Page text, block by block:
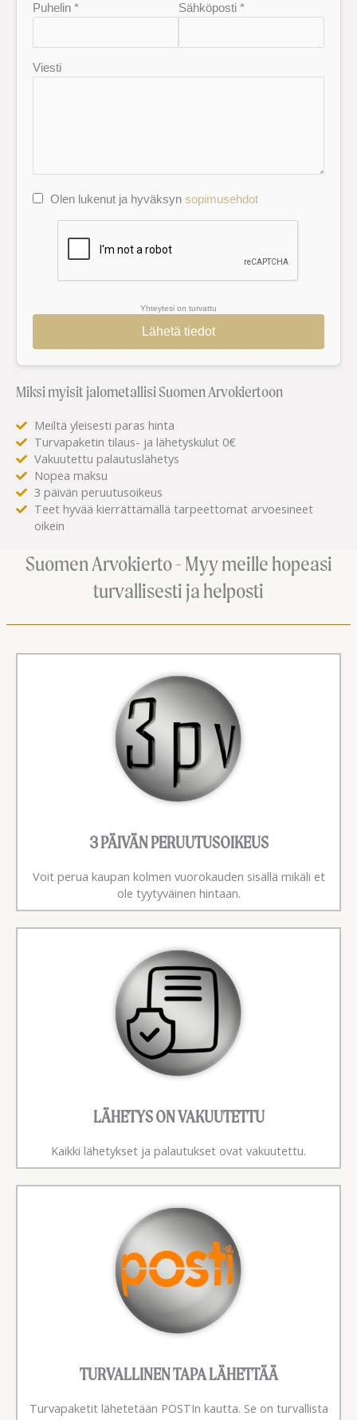
Puhelin * Sähköposti *
Viesti
Olen lukenut ja hyväksyn sopimusehdot
Yhteytesi on turvattu
Lähetä tiedot
Miksi myisit jalometallisi Suomen Arvokiertoon
Meiltä yleisesti paras hinta
Turvapaketin tilaus- ja lähetyskulut 0€
Vakuutettu palautuslähetys
Nopea maksu
3 päivän peruutusoikeus
Teet hyvää kierrättämällä tarpeettomat arvoesineet
oikein
Suomen Arvokierto - Myy meille hopeasi
turvallisesti ja helposti
3 PÄIVÄN PERUUTUSOIKEUS
Voit perua kaupan kolmen vuorokauden sisällä mikäli et
ole tyytyväinen hintaan.
LÄHETYS ON VAKUUTETTU
Kaikki lähetykset ja palautukset ovat vakuutettu.
TURVALLINEN TAPA LÄHETTÄÄ
Turvapaketit lähetetään POSTIn kautta. Se on turvallista